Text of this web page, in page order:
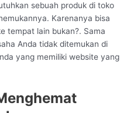
sebuah produk di toko
Karenanya bisa
tempat lain bukan?. Sama
Anda tidak ditemukan di
yang memiliki website yang